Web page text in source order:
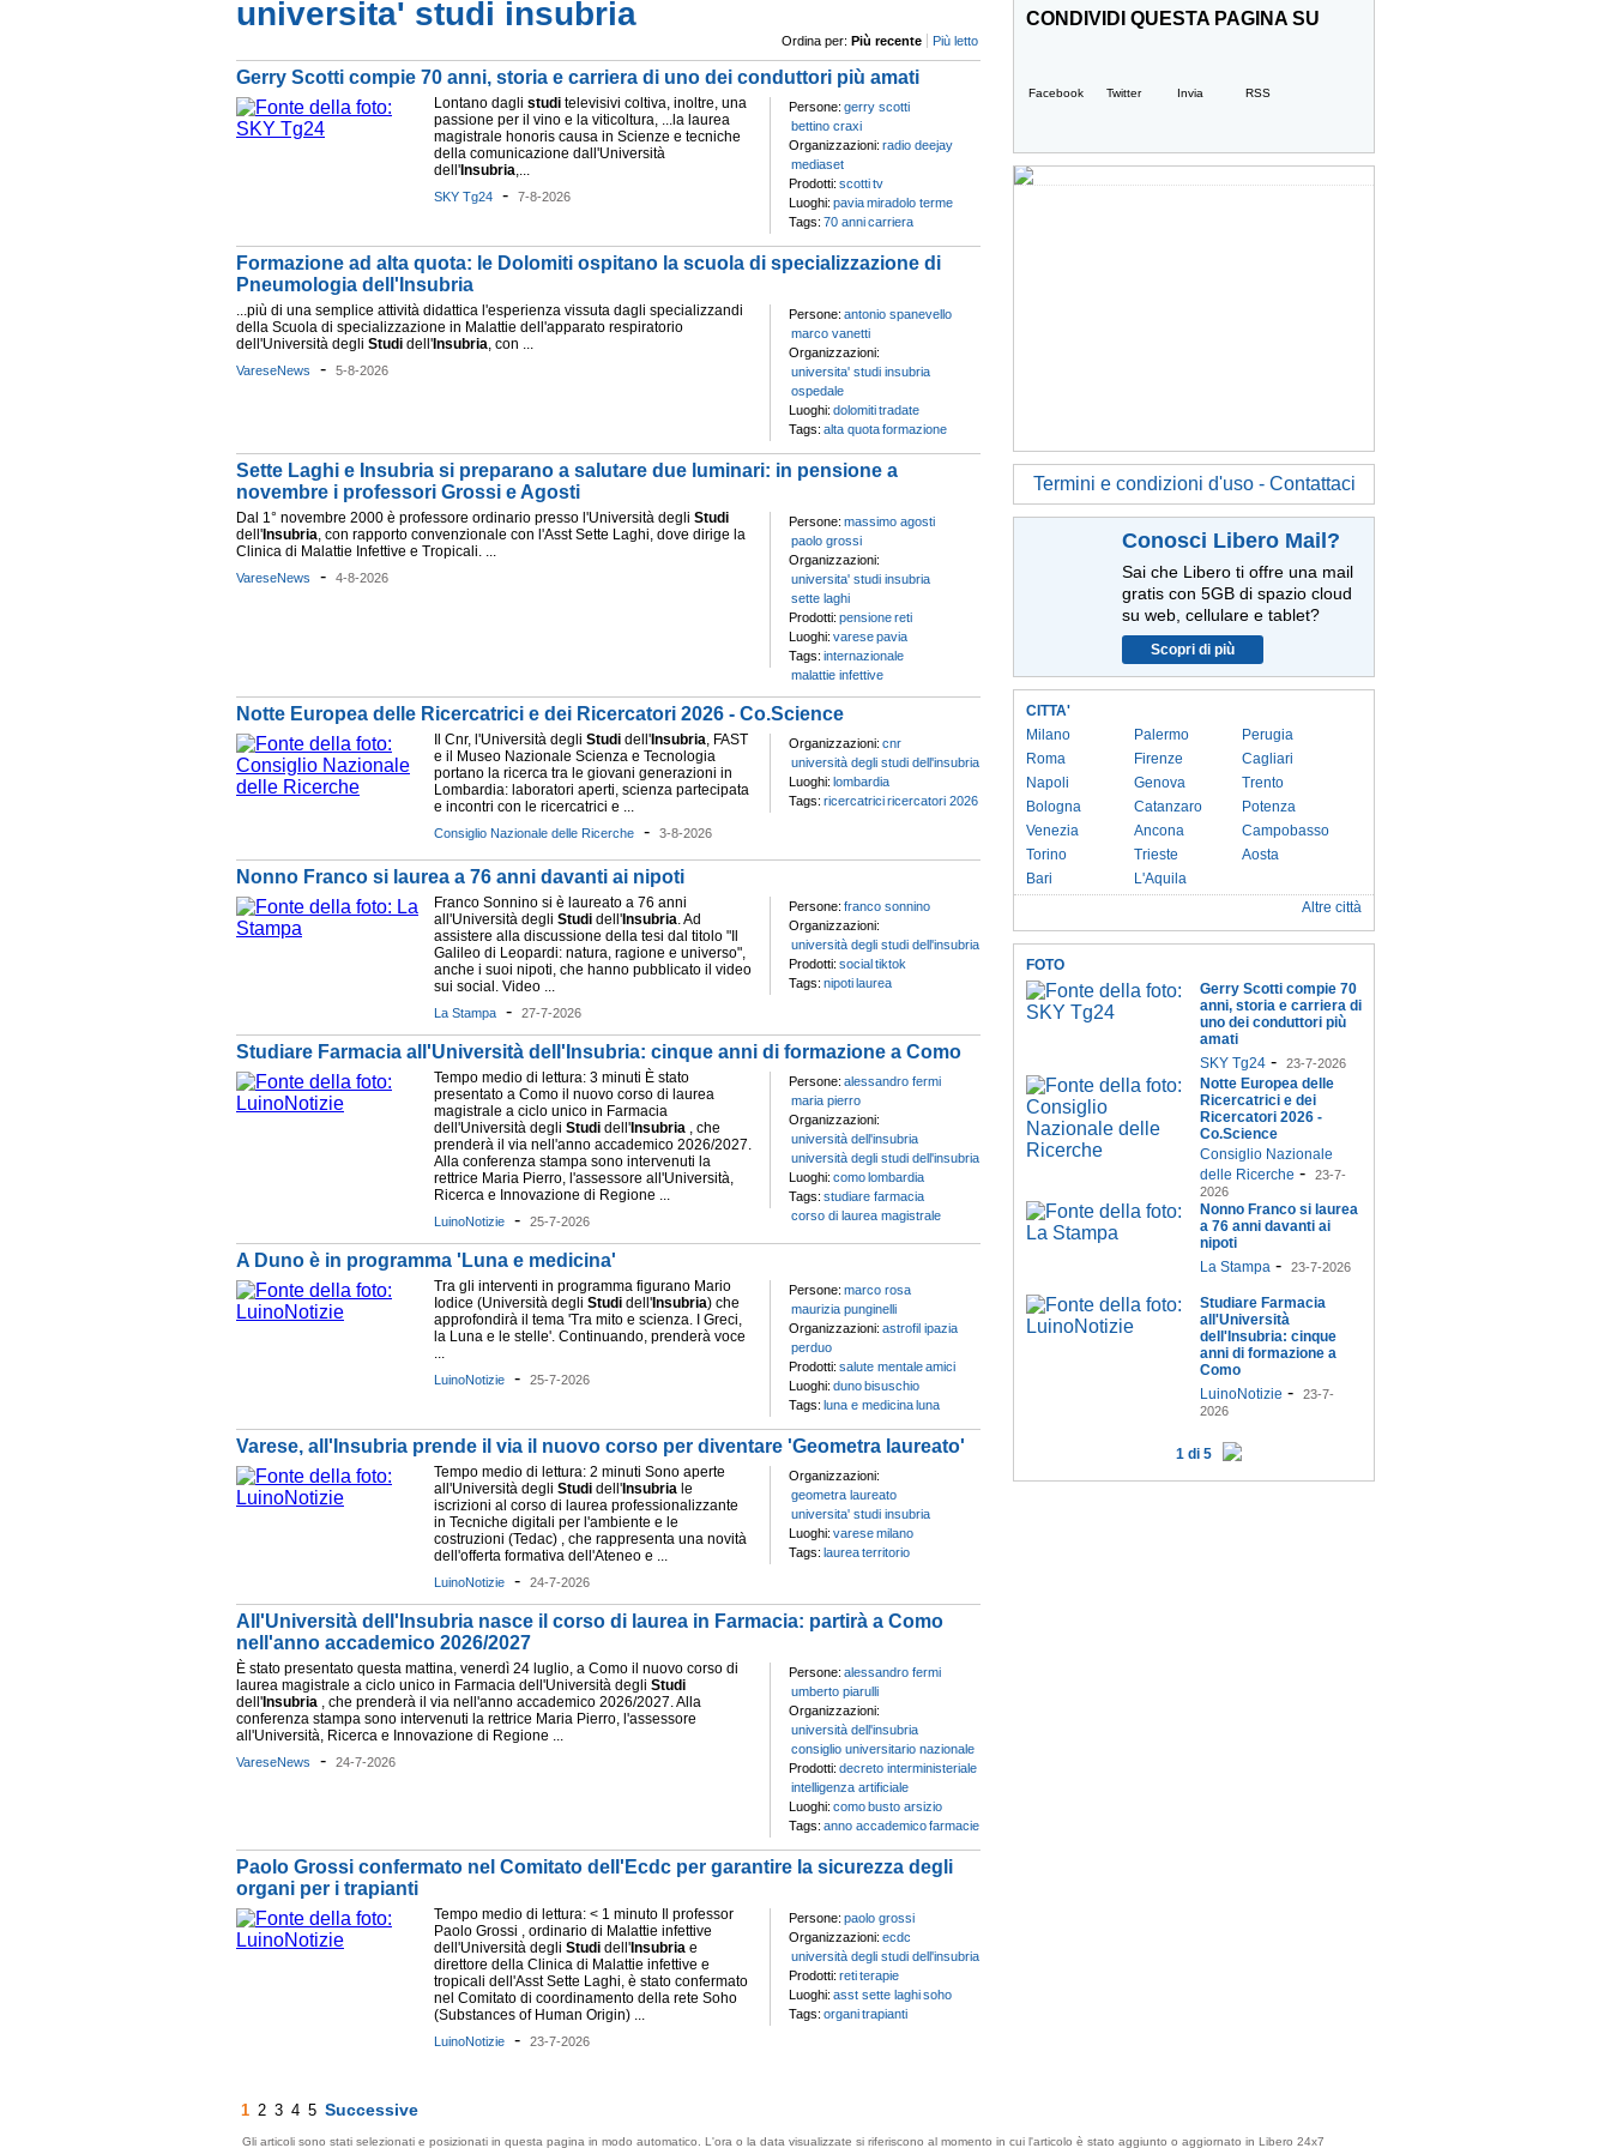
universita' studi insubria
Ordina per: Più recente Più letto
Gerry Scotti compie 70 anni, storia e carriera di uno dei conduttori più amati
Lontano dagli studi televisivi coltiva, inoltre, una
passione per il vino e la viticoltura, ...la laurea
magistrale honoris causa in Scienze e tecniche
della comunicazione dall'Università
dell' Insubria,...
SKY Tg24 - 7-8-2026
Persone: gerry scotti
bettino craxi
Organizzazioni: radio deejay
mediaset
Prodotti: scottitv
Luoghi: paviamiradolo terme
Tags: 70 annicarriera
Formazione ad alta quota: le Dolomiti ospitano la scuola di specializzazione di
Pneumologia dell'Insubria
...più di una semplice attività didattica l'esperienza vissuta dagli specializzandi
della Scuola di specializzazione in Malattie dell'apparato respiratorio
dell'Università degli Studi dell' Insubria, con ...
VareseNews - 5-8-2026
Persone: antonio spanevello
marco vanetti
Organizzazioni:
universita' studi insubria
ospedale
Luoghi: dolomititradate
Tags: alta quotaformazione
Sette Laghi e Insubria si preparano a salutare due luminari: in pensione a
novembre i professori Grossi e Agosti
Dal 1° novembre 2000 è professore ordinario presso l'Università degli Studi
dell' Insubria, con rapporto convenzionale con l'Asst Sette Laghi, dove dirige la
Clinica di Malattie Infettive e Tropicali. ...
VareseNews - 4-8-2026
Persone: massimo agosti
paolo grossi
Organizzazioni:
universita' studi insubria
sette laghi
Prodotti: pensionereti
Luoghi: varesepavia
Tags: internazionale
malattie infettive
Notte Europea delle Ricercatrici e dei Ricercatori 2026 - Co.Science
Il Cnr, l'Università degli Studi dell' Insubria, FAST
e il Museo Nazionale Scienza e Tecnologia
portano la ricerca tra le giovani generazioni in
Lombardia: laboratori aperti, scienza partecipata
e incontri con le ricercatrici e ...
Consiglio Nazionale delle Ricerche - 3-8-2026
Organizzazioni: cnr
università degli studi dell'insubria
Luoghi: lombardia
Tags: ricercatriciricercatori 2026
Nonno Franco si laurea a 76 anni davanti ai nipoti
Franco Sonnino si è laureato a 76 anni
all'Università degli Studi dell' Insubria. Ad
assistere alla discussione della tesi dal titolo "Il
Galileo di Leopardi: natura, ragione e universo",
anche i suoi nipoti, che hanno pubblicato il video
sui social. Video ...
La Stampa - 27-7-2026
Persone: franco sonnino
Organizzazioni:
università degli studi dell'insubria
Prodotti: socialtiktok
Tags: nipotilaurea
Studiare Farmacia all'Università dell'Insubria: cinque anni di formazione a Como
Tempo medio di lettura: 3 minuti È stato
presentato a Como il nuovo corso di laurea
magistrale a ciclo unico in Farmacia
dell'Università degli Studi dell' Insubria , che
prenderà il via nell'anno accademico 2026/2027.
Alla conferenza stampa sono intervenuti la
rettrice Maria Pierro, l'assessore all'Università,
Ricerca e Innovazione di Regione ...
LuinoNotizie - 25-7-2026
Persone: alessandro fermi
maria pierro
Organizzazioni:
università dell'insubria
università degli studi dell'insubria
Luoghi: comolombardia
Tags: studiare farmacia
corso di laurea magistrale
A Duno è in programma 'Luna e medicina'
Tra gli interventi in programma figurano Mario
Iodice (Università degli Studi dell' Insubria) che
approfondirà il tema 'Tra mito e scienza. I Greci,
la Luna e le stelle'. Continuando, prenderà voce
...
LuinoNotizie - 25-7-2026
Persone: marco rosa
maurizia punginelli
Organizzazioni: astrofil ipazia
perduo
Prodotti: salute mentaleamici
Luoghi: dunobisuschio
Tags: luna e medicinaluna
Varese, all'Insubria prende il via il nuovo corso per diventare 'Geometra laureato'
Tempo medio di lettura: 2 minuti Sono aperte
all'Università degli Studi dell' Insubria le
iscrizioni al corso di laurea professionalizzante
in Tecniche digitali per l'ambiente e le
costruzioni (Tedac) , che rappresenta una novità
dell'offerta formativa dell'Ateneo e ...
LuinoNotizie - 24-7-2026
Organizzazioni:
geometra laureato
universita' studi insubria
Luoghi: varesemilano
Tags: laureaterritorio
All'Università dell'Insubria nasce il corso di laurea in Farmacia: partirà a Como
nell'anno accademico 2026/2027
È stato presentato questa mattina, venerdì 24 luglio, a Como il nuovo corso di
laurea magistrale a ciclo unico in Farmacia dell'Università degli Studi
dell' Insubria , che prenderà il via nell'anno accademico 2026/2027. Alla
conferenza stampa sono intervenuti la rettrice Maria Pierro, l'assessore
all'Università, Ricerca e Innovazione di Regione ...
VareseNews - 24-7-2026
Persone: alessandro fermi
umberto piarulli
Organizzazioni:
università dell'insubria
consiglio universitario nazionale
Prodotti: decreto interministeriale
intelligenza artificiale
Luoghi: comobusto arsizio
Tags: anno accademicofarmacie
Paolo Grossi confermato nel Comitato dell'Ecdc per garantire la sicurezza degli
organi per i trapianti
Tempo medio di lettura: < 1 minuto Il professor
Paolo Grossi , ordinario di Malattie infettive
dell'Università degli Studi dell' Insubria e
direttore della Clinica di Malattie infettive e
tropicali dell'Asst Sette Laghi, è stato confermato
nel Comitato di coordinamento della rete Soho
(Substances of Human Origin) ...
LuinoNotizie - 23-7-2026
Persone: paolo grossi
Organizzazioni: ecdc
università degli studi dell'insubria
Prodotti: retiterapie
Luoghi: asst sette laghisoho
Tags: organitrapianti
1 2 3 4 5 Successive
CONDIVIDI QUESTA PAGINA SU
Facebook Twitter Invia RSS
Termini e condizioni d'uso - Contattaci
Conosci Libero Mail?
Sai che Libero ti offre una mail
gratis con 5GB di spazio cloud
su web, cellulare e tablet?
Scopri di più
CITTA'
Milano
Roma
Napoli
Bologna
Venezia
Torino
Bari
Palermo
Firenze
Genova
Catanzaro
Ancona
Trieste
L'Aquila
Perugia
Cagliari
Trento
Potenza
Campobasso
Aosta
Altre città
FOTO
Gerry Scotti compie 70
anni, storia e carriera di
uno dei conduttori più
amati
SKY Tg24 - 23-7-2026
Notte Europea delle
Ricercatrici e dei
Ricercatori 2026 -
Co.Science
Consiglio Nazionale
delle Ricerche -
23-7-
2026
Nonno Franco si laurea
a 76 anni davanti ai
nipoti
La Stampa - 23-7-2026
Studiare Farmacia
all'Università
dell'Insubria: cinque
anni di formazione a
Como
LuinoNotizie -
23-7-
2026
1 di 5
Gli articoli sono stati selezionati e posizionati in questa pagina in modo automatico. L'ora o la data visualizzate si riferiscono al momento in cui l'articolo è stato aggiunto o aggiornato in Libero 24x7